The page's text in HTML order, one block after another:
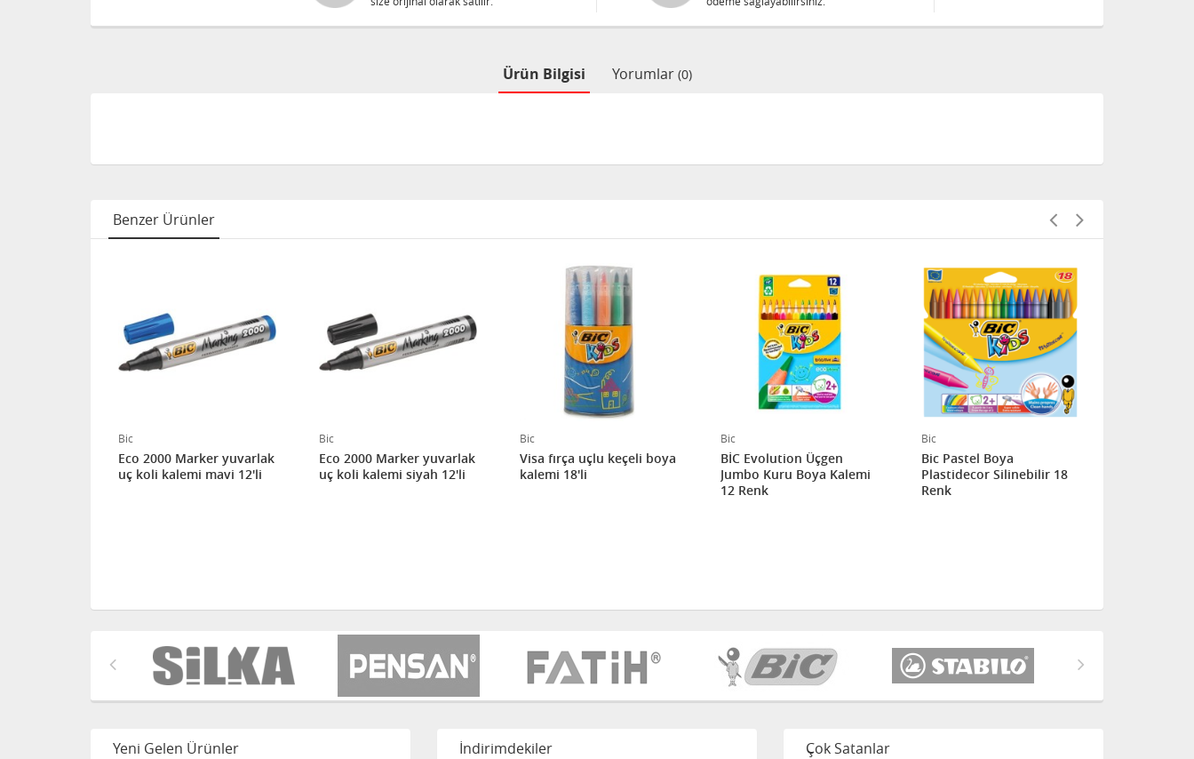
Ürün Bilgisi Yorumlar (0)
Benzer Ürünler
Bic
Eco 2000 Marker yuvarlak
uç koli kalemi mavi 12'li
Bic
Eco 2000 Marker yuvarlak
uç koli kalemi siyah 12'li
Bic
Visa fırça uçlu keçeli boya
kalemi 18'li
Bic
BİC Evolution Üçgen
Jumbo Kuru Boya Kalemi
12 Renk
Bic
Bic Pastel Boya
Plastidecor Silinebilir 18
Renk
Yeni Gelen Ürünler İndirimdekiler Çok Satanlar